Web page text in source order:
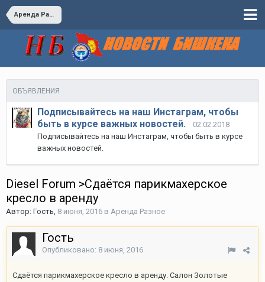
Аренда Разное
ОБЪЯВЛЕНИЯ
Подписывайтесь на наш Инстаграм, чтобы
быть в курсе важных новостей.
02.02.2018
Подписывайтесь на наш Инстаграм, чтобы быть в курсе
важных новостей.
Diesel Forum >Сдаётся парикмахерское
кресло в аренду
Автор: Гость, 8 июня, 2016 в Аренда Разное
Гость
Опубликовано: 8 июня, 2016
Сдаётся парикмахерское кресло в аренду. Салон Золотые